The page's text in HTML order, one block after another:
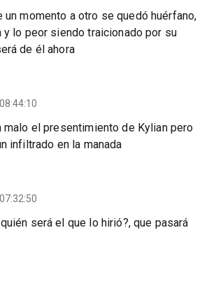
un momento a otro se quedó huérfano,
y lo peor siendo traicionado por su
de él ahora
malo el presentimiento de Kylian pero
infiltrado en la manada
será el que lo hirió?, que pasará